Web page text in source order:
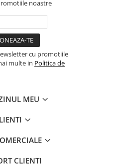
noastre
cu promotiile
multe in Politica de
MEU
CLIENTI